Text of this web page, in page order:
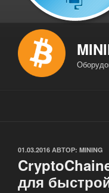
ОПУБЛИКОВАНО
01.03.2016 АВТОР: MINING
для